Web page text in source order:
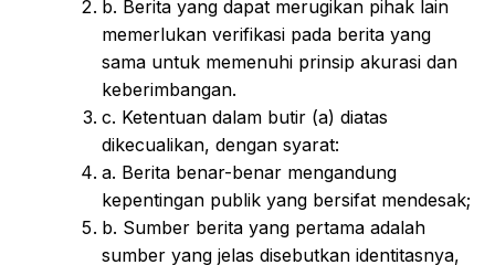
b. Berita yang dapat merugikan pihak lain
memerlukan verifikasi pada berita yang
sama untuk memenuhi prinsip akurasi dan
keberimbangan.
c. Ketentuan dalam butir (a) diatas
dikecualikan, dengan syarat:
a. Berita benar-benar mengandung
kepentingan publik yang bersifat mendesak;
b. Sumber berita yang pertama adalah
sumber yang jelas disebutkan identitasnya,